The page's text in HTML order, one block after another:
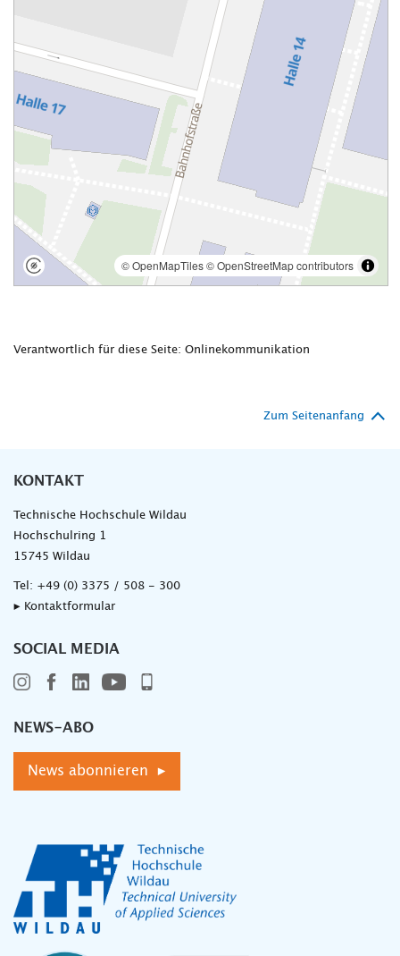
Verantwortlich für diese Seite: Onlinekommunikation
Zum Seitenanfang
KONTAKT
Technische Hochschule Wildau
Hochschulring 1
15745 Wildau
Tel: +49 (0) 3375 / 508 - 300
▸ Kontaktformular
SOCIAL MEDIA
NEWS-ABO
News abonnieren ▸